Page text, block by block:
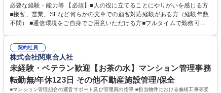
（Digiops：デジオプス）と運用構築の業務となります。 ■お問い合わせ
対応業務全般（システム入力、契約手続き含む） ■デジタルコミュニケー
ションツール（メール、SMS、LINE等）を使用 ■お客様のニーズに応じた
添ってサービス提供できることが魅力 募集職種 【リモート/カスタマーサ
クセス】平日夕方以降を中心にリモートワークで対応
必要な経験・能力等 【必須】■人の役に立てることにやりがいを感じる方
■接客、営業、SEなど何らかの文章での顧客対応経験がある方（経験年数
不問） ■通信環境をご自身でご用意いただける方■フルタイムで勤務可能
境に貢献したい■改善提案や改善アクション等新しいことに意欲がある方
【英語（語学力）】■翻訳ツールを用い英語でコミュニケーションをとる
ことに抵抗がない方■英語は話せなくても問題はありませんが、英語が話
せますと、よりチャンスが広がります。※日本語がネイティブレベル必須
学歴・資格 学歴：大学院 大学 高専 短大 専修学校 高校 語学力： 資格：
契約社員
株式会社関東合人社
未経験・ベテラン歓迎【お茶の水】マンション管理事務
転勤無/年休123日 その他不動産施設管理/保全
■マンション管理組合の運営サポート及び管理員の指導 ■担当物件における修繕工事等受